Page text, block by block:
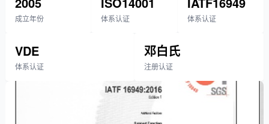
成立年份 体系认证 体系认证
VDE
体系认证
邓白氏
注册认证